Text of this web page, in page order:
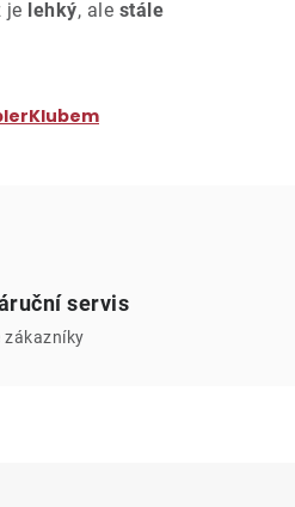
je lehký, ale stále
servis
zákazníky